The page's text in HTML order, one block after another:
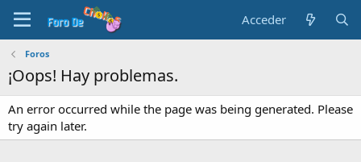
Acceder
Foros
¡Oops! Hay problemas.
An error occurred while the page was being generated. Please
try again later.